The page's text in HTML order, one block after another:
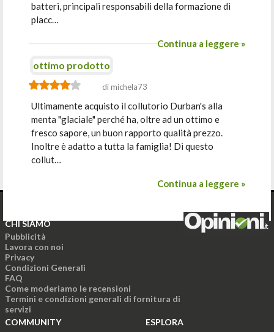
batteri, principali responsabili della formazione di
placc…
Continua a leggere »
ottimo prodotto
di michela73
Ultimamente acquisto il collutorio Durban's alla
menta "glaciale" perché ha, oltre ad un ottimo e
fresco sapore, un buon rapporto qualità prezzo.
Inoltre è adatto a tutta la famiglia! Di questo
collut…
Continua a leggere »
CHI SIAMO
Pubblicità
Lavora con noi
Privacy
Condizioni Generali
FAQ
Come moderiamo le recensioni
Termini e condizioni generali di fornitura di
servizi
COMMUNITY
ESPLORA